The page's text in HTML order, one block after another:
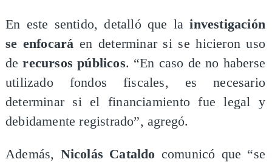
En este sentido, detalló que lainvestigación
se enfocará en determinar si se hicieron uso
derecursos públicos. “En caso de no haberse
utilizado fondos fiscales, es necesario
determinar si el financiamiento fue legal y
debidamente registrado”, agregó.
Además, Nicolás Cataldo comunicó que “se